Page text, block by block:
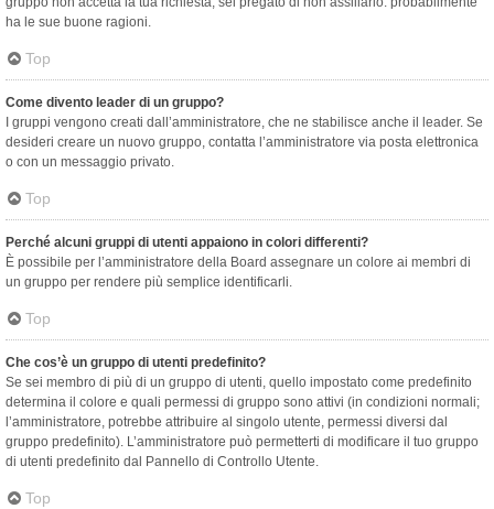
ha le sue buone ragioni.
Top
Come divento leader di un gruppo?
I gruppi vengono creati dall’amministratore, che ne stabilisce anche il leader. Se
desideri creare un nuovo gruppo, contatta l’amministratore via posta elettronica
o con un messaggio privato.
Top
Perché alcuni gruppi di utenti appaiono in colori differenti?
È possibile per l’amministratore della Board assegnare un colore ai membri di
un gruppo per rendere più semplice identificarli.
Top
Che cos’è un gruppo di utenti predefinito?
Se sei membro di più di un gruppo di utenti, quello impostato come predefinito
determina il colore e quali permessi di gruppo sono attivi (in condizioni normali;
l’amministratore, potrebbe attribuire al singolo utente, permessi diversi dal
gruppo predefinito). L’amministratore può permetterti di modificare il tuo gruppo
di utenti predefinito dal Pannello di Controllo Utente.
Top